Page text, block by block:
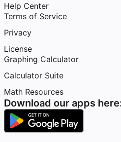
Help Center
Terms of Service
Privacy
License
Graphing Calculator
Calculator Suite
Math Resources
Download our apps